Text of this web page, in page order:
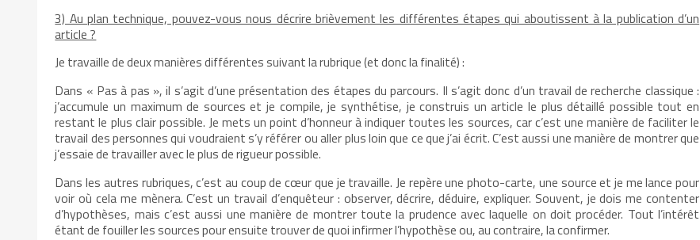
3) Au plan technique, pouvez-vous nous décrire brièvement les différentes étapes qui aboutissent à la publication d’un
article ?
Je travaille de deux manières différentes suivant la rubrique (et donc la finalité) :
Dans « Pas à pas », il s’agit d’une présentation des étapes du parcours. Il s’agit donc d’un travail de recherche classique :
j’accumule un maximum de sources et je compile, je synthétise, je construis un article le plus détaillé possible tout en
restant le plus clair possible. Je mets un point d’honneur à indiquer toutes les sources, car c’est une manière de faciliter le
travail des personnes qui voudraient s’y référer ou aller plus loin que ce que j’ai écrit. C’est aussi une manière de montrer que
j’essaie de travailler avec le plus de rigueur possible.
Dans les autres rubriques, c’est au coup de cœur que je travaille. Je repère une photo-carte, une source et je me lance pour
voir où cela me mènera. C’est un travail d’enquêteur : observer, décrire, déduire, expliquer. Souvent, je dois me contenter
d’hypothèses, mais c’est aussi une manière de montrer toute la prudence avec laquelle on doit procéder. Tout l’intérêt
étant de fouiller les sources pour ensuite trouver de quoi infirmer l’hypothèse ou, au contraire, la confirmer.